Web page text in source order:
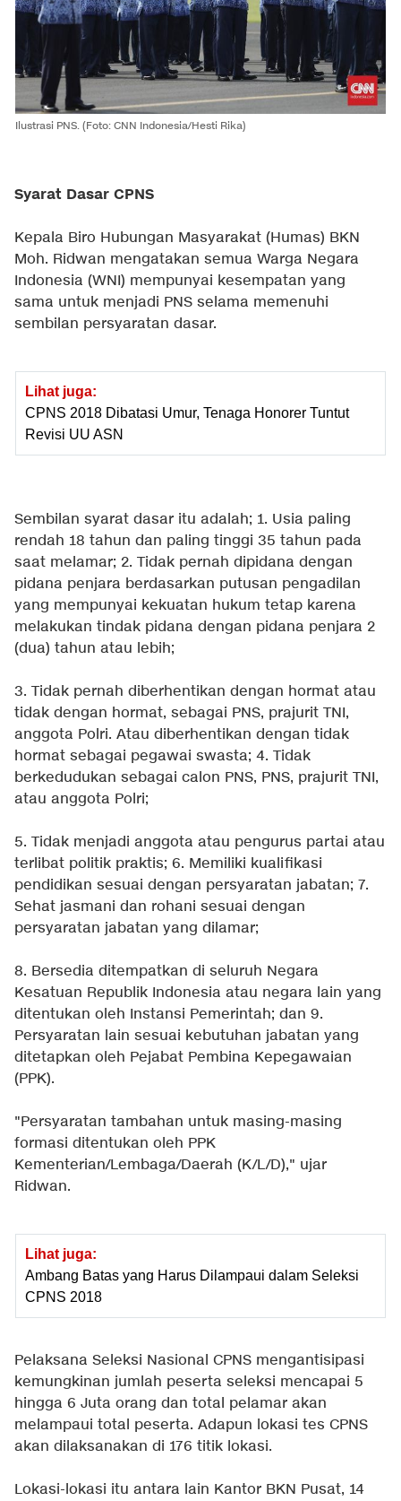
Ilustrasi PNS. (Foto: CNN Indonesia/Hesti Rika)
Syarat Dasar CPNS
Kepala Biro Hubungan Masyarakat (Humas) BKN
Moh. Ridwan mengatakan semua Warga Negara
Indonesia (WNI) mempunyai kesempatan yang
sama untuk menjadi PNS selama memenuhi
sembilan persyaratan dasar.
Lihat juga:
CPNS 2018 Dibatasi Umur, Tenaga Honorer Tuntut
Revisi UU ASN
Sembilan syarat dasar itu adalah; 1. Usia paling
rendah 18 tahun dan paling tinggi 35 tahun pada
saat melamar; 2. Tidak pernah dipidana dengan
pidana penjara berdasarkan putusan pengadilan
yang mempunyai kekuatan hukum tetap karena
melakukan tindak pidana dengan pidana penjara 2
(dua) tahun atau lebih;
3. Tidak pernah diberhentikan dengan hormat atau
tidak dengan hormat, sebagai PNS, prajurit TNI,
anggota Polri. Atau diberhentikan dengan tidak
hormat sebagai pegawai swasta; 4. Tidak
berkedudukan sebagai calon PNS, PNS, prajurit TNI,
atau anggota Polri;
5. Tidak menjadi anggota atau pengurus partai atau
terlibat politik praktis; 6. Memiliki kualifikasi
pendidikan sesuai dengan persyaratan jabatan; 7.
Sehat jasmani dan rohani sesuai dengan
persyaratan jabatan yang dilamar;
8. Bersedia ditempatkan di seluruh Negara
Kesatuan Republik Indonesia atau negara lain yang
ditentukan oleh Instansi Pemerintah; dan 9.
Persyaratan lain sesuai kebutuhan jabatan yang
ditetapkan oleh Pejabat Pembina Kepegawaian
(PPK).
"Persyaratan tambahan untuk masing-masing
formasi ditentukan oleh PPK
Kementerian/Lembaga/Daerah (K/L/D)," ujar
Ridwan.
Lihat juga:
Ambang Batas yang Harus Dilampaui dalam Seleksi
CPNS 2018
Pelaksana Seleksi Nasional CPNS mengantisipasi
kemungkinan jumlah peserta seleksi mencapai 5
hingga 6 Juta orang dan total pelamar akan
melampaui total peserta. Adapun lokasi tes CPNS
akan dilaksanakan di 176 titik lokasi.
Lokasi-lokasi itu antara lain Kantor BKN Pusat, 14